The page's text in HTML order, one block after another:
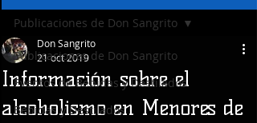
Publicaciones de Don Sangrito
Eventos de Bebidas y Destilados
Bebidas y Destilados
Publicaciones de Don Sangrito
Información sobre el
alcoholismo en Menores de
Don Sangrito
21 oct 2019